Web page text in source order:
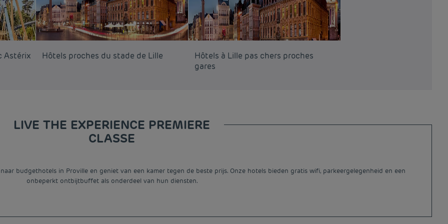
Astérix Hôtels proches du stade de Lille
Hôtels à Lille pas chers proches
gares
LIVE THE EXPERIENCE PREMIERE
CLASSE
budgethotels in Proville en geniet van een kamer tegen de beste prijs. Onze hotels bieden gratis wifi, parkeergelegenheid en een
onbeperkt ontbijtbuffet als onderdeel van hun diensten.